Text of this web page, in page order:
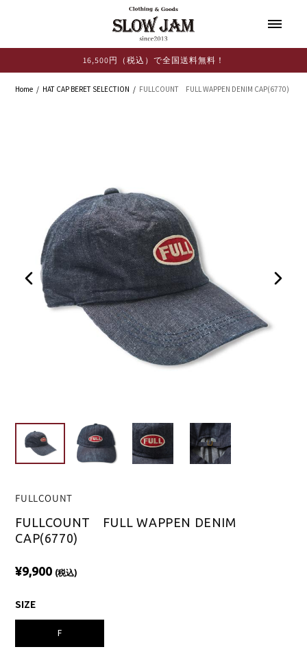
16,500円（税込）で全国送料無料！
Home HAT CAP BERET SELECTION FULLCOUNT FULL WAPPEN DENIM CAP(6770)
FULLCOUNT
FULLCOUNT FULL WAPPEN DENIM
CAP(6770)
¥9,900 (税込)
SIZE
F